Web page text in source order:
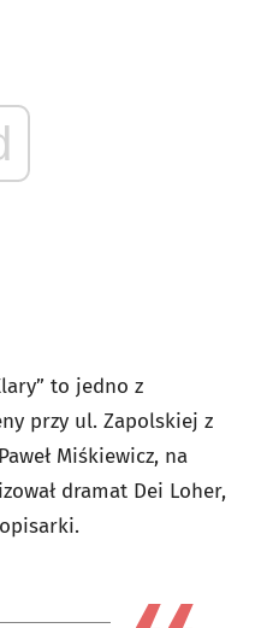
to jedno z
przy ul. Zapolskiej z
Miśkiewicz, na
dramat Dei Loher,